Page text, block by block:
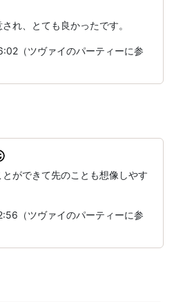
れ、とても良かったです。
（ツヴァイのパーティーに参
ができて先のことも想像しやす
（ツヴァイのパーティーに参